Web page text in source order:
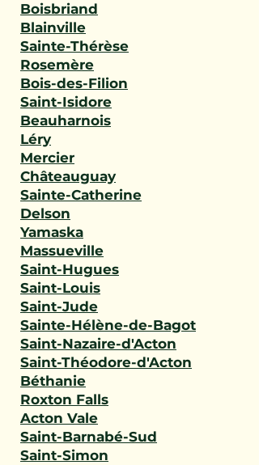
Boisbriand
Blainville
Sainte-Thérèse
Rosemère
Bois-des-Filion
Saint-Isidore
Beauharnois
Léry
Mercier
Châteauguay
Sainte-Catherine
Delson
Yamaska
Massueville
Saint-Hugues
Saint-Louis
Saint-Jude
Sainte-Hélène-de-Bagot
Saint-Nazaire-d'Acton
Saint-Théodore-d'Acton
Béthanie
Roxton Falls
Acton Vale
Saint-Barnabé-Sud
Saint-Simon